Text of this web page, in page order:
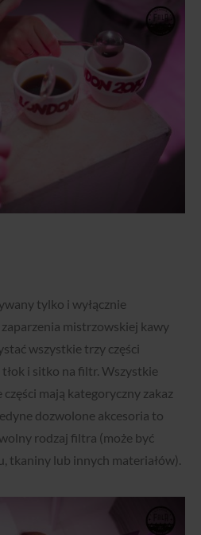
tylko i wyłącznie
mistrzowskiej kawy
wszystkie trzy części
i sitko na filtr. Wszystkie
mają kategoryczny zakaz
dozwolone akcesoria to
rodzaj filtra (może być
tkaniny lub innych materiałów).